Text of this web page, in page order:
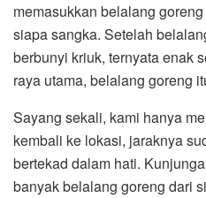
memasukkan belalang
siapa sangka. Setelah
berbunyi kriuk, ternyata enak
raya utama, belalang goreng
Sayang sekali, kami hanya
kembali ke lokasi, jaraknya
bertekad dalam hati.
banyak belalang goreng dari